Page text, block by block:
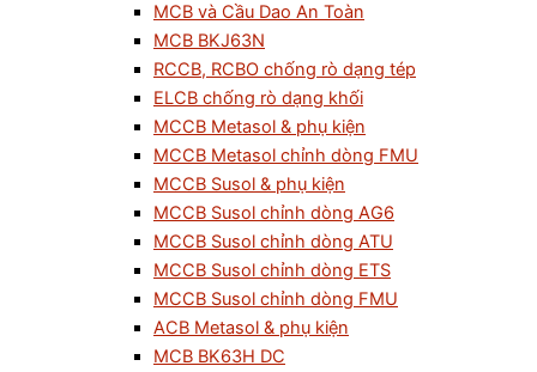
MCB và Cầu Dao An Toàn
MCB BKJ63N
RCCB, RCBO chống rò dạng tép
ELCB chống rò dạng khối
MCCB Metasol & phụ kiện
MCCB Metasol chỉnh dòng FMU
MCCB Susol & phụ kiện
MCCB Susol chỉnh dòng AG6
MCCB Susol chỉnh dòng ATU
MCCB Susol chỉnh dòng ETS
MCCB Susol chỉnh dòng FMU
ACB Metasol & phụ kiện
MCB BK63H DC